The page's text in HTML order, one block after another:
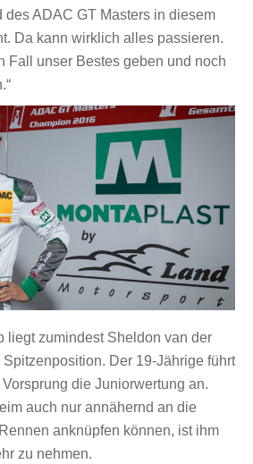
ADAC GT Masters in diesem
Da kann wirklich alles passieren.
Fall unser Bestes geben und noch
liegt zumindest Sheldon van der
Der 19-Jährige führt
die Juniorwertung an.
auch nur annähernd an die
anknüpfen können, ist ihm
zu nehmen.